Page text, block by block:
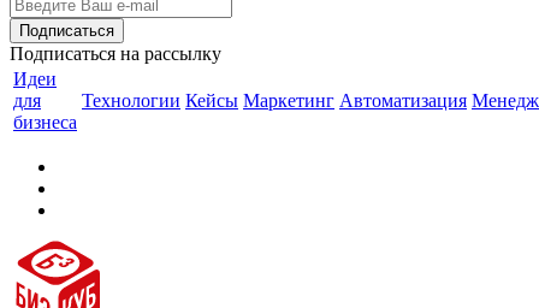
Подписаться на рассылку
Идеи
для
бизнеса
Технологии Кейсы Маркетинг Автоматизация